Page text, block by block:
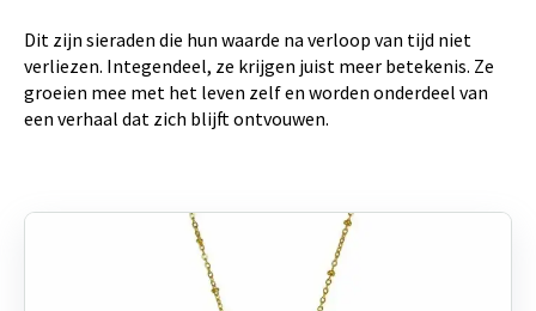
Dit zijn sieraden die hun waarde na verloop van tijd niet
verliezen. Integendeel, ze krijgen juist meer betekenis. Ze
groeien mee met het leven zelf en worden onderdeel van
een verhaal dat zich blijft ontvouwen.